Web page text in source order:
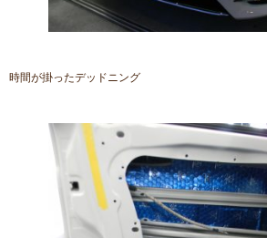
時間が掛ったデッドニング